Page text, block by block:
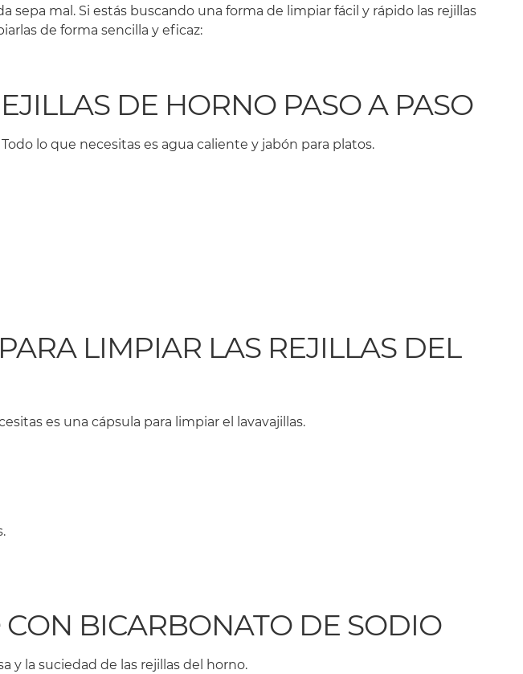
mal. Si estás buscando una forma de limpiar fácil y rápido las rejillas
de forma sencilla y eficaz:
DE HORNO PASO A PASO
lo que necesitas es agua caliente y jabón para platos.
LIMPIAR LAS REJILLAS DEL
es una cápsula para limpiar el lavavajillas.
BICARBONATO DE SODIO
y la suciedad de las rejillas del horno.